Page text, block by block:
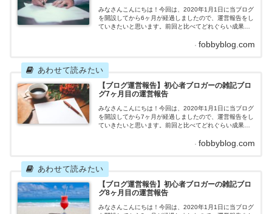
みなさんこんにちは！今回は、2020年1月1日に当ブログ
を開設してから6ヶ月が経過しましたので、運営報告をし
ていきたいと思います。前回と比べてどれぐらい成果を
な結果になったのでしょうか。それではさっそくいって
標を達成することができました！6月は休日が少なかった
の...
fobbyblog.com
【ブログ運営報告】初心者ブロガーの雑記ブロ
グ7ヶ月目の運営報告
みなさんこんにちは！今回は、2020年1月1日に当ブログ
を開設してから7ヶ月が経過しましたので、運営報告をし
ていきたいと思います。前回と比べてどれぐらい成果を
な結果になったのでしょうか。それではさっそくいって
計算します。雑記ブログ7ヶ月目の運営報告記事数 目
標：10...
fobbyblog.com
【ブログ運営報告】初心者ブロガーの雑記ブロ
グ8ヶ月目の運営報告
みなさんこんにちは！今回は、2020年1月1日に当ブログ